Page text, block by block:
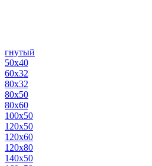
гнутый
50х40
60х32
80х32
80х50
80х60
100х50
120х50
120х60
120х80
140х50